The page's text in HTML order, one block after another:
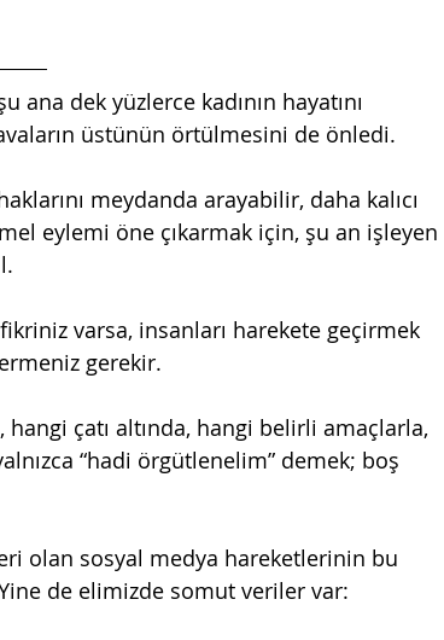
dek yüzlerce kadının hayatını
üstünün örtülmesini de önledi.
meydanda arayabilir, daha kalıcı
eylemi öne çıkarmak için, şu an işleyen
varsa, insanları harekete geçirmek
gerekir.
çatı altında, hangi belirli amaçlarla,
“hadi örgütlenelim” demek; boş
olan sosyal medya hareketlerinin bu
de elimizde somut veriler var: